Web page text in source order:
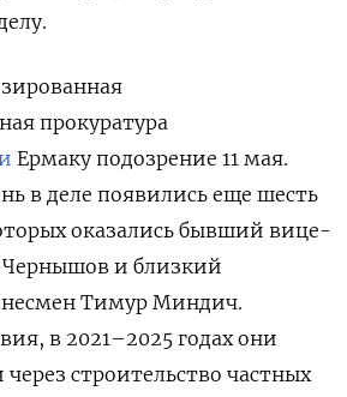
прокуратура
Ермаку подозрение 11 мая.
в деле появились еще шесть
оказались бывший вице-
Чернышов и близкий
Тимур Миндич.
в 2021–2025 годах они
строительство частных